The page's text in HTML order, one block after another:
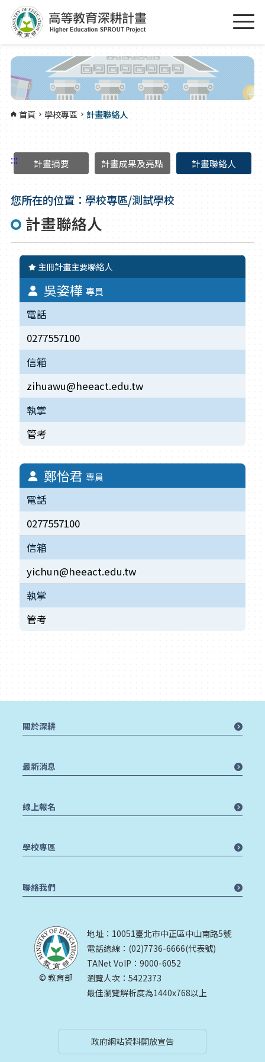
跳到主要內容區塊
首頁 學校專區 計畫聯絡人
::: 計畫摘要 計畫成果及亮點 計畫聯絡人
您所在的位置：學校專區/測試學校
計畫聯絡人
主冊計畫主要聯絡人
吳姿樺 專員
電話
0277557100
信箱
zihuawu@heeact.edu.tw
執掌
管考
鄭怡君 專員
電話
0277557100
信箱
yichun@heeact.edu.tw
執掌
管考
© 教育部
地址：10051臺北市中正區中山南路5號
電話總線：(02)7736-6666(代表號)
TANet VoIP：9000-6052
瀏覽人次：5422373
最佳瀏覽解析度為1440x768以上
關於深耕
最新消息
線上報名
學校專區
聯絡我們
政府網站資料開放宣告